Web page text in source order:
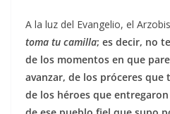
A la luz del Evangelio, el
toma tu camilla; es decir, no
de los momentos en que
avanzar, de los próceres que
de los héroes que